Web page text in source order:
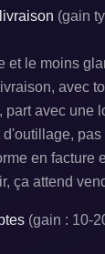
(gain
et le moins
avec
part avec une
en facture
ça attend
(gain : 10-